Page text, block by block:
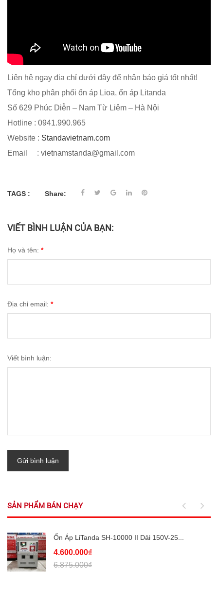
SẢN PHẨM BÁN CHẠY
Ổn Áp LiTanda SH-10000 II Dải 150V-25...
4.600.000₫
6.875.000₫
Liên hệ ngay địa chỉ dưới đây để nhận báo giá tốt nhất!
Tổng kho phân phối ổn áp Lioa, ổn áp Litanda
Số 629 Phúc Diễn – Nam Từ Liêm – Hà Nội
Hotline : 0941.990.965
Website : Standavietnam.com
Email : vietnamstanda@gmail.com
TAGS : Share:
VIẾT BÌNH LUẬN CỦA BẠN:
Họ và tên: *
Địa chỉ email: *
Viết bình luận:
Gửi bình luận